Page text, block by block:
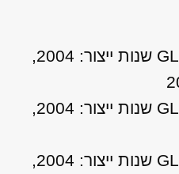
סוזוקי ליאנה 1.6 4 דל’ GLS שנות ייצור: 2004,
סוזוקי ליאנה 1.6 4 דל’ GLX שנות ייצור: 2004,
סוזוקי ליאנה 1.6 5 דל’ GLS שנות ייצור: 2004,